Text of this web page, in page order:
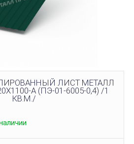
ЛИСТ МЕТАЛЛ
A (ПЭ-01-6005-0,4) /1
КВ.М./